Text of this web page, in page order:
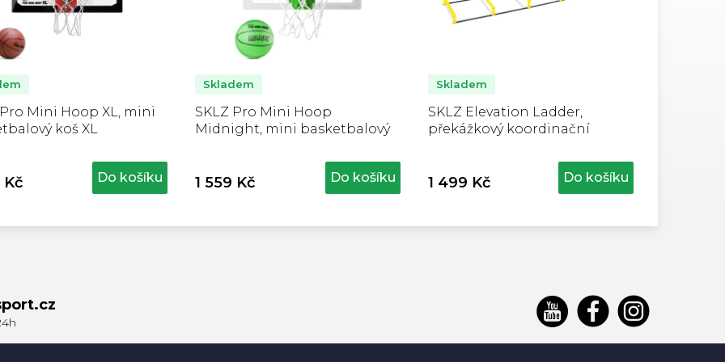
Mini Hoop XL, mini
koš XL
Kč Do košíku
SKLZ Pro Mini Hoop
Midnight, mini basketbalový
Skladem
1 559 Kč Do košíku
SKLZ Elevation Ladder,
překážkový koordinační
Skladem
1 499 Kč Do košíku